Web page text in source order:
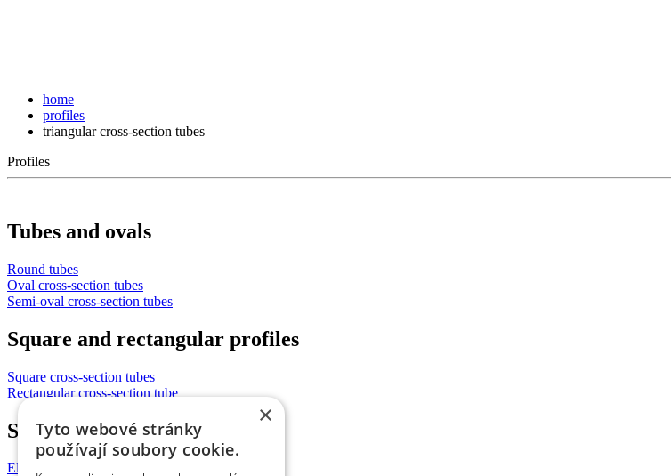
home
profiles
triangular cross-section tubes
Profiles
Tubes and ovals
Round tubes
Oval cross-section tubes
Semi-oval cross-section tubes
Square and rectangular profiles
Square cross-section tubes
Rectangular cross-section tube
Special profiles
Elliptical cross-section tubes
×
Tyto webové stránky
používají soubory cookie.